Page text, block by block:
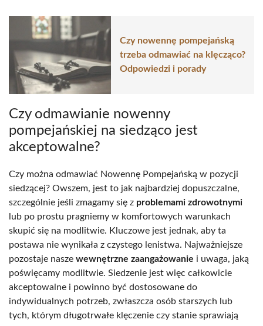
Czy nowennę pompejańską
trzeba odmawiać na klęcząco?
Odpowiedzi i porady
Czy odmawianie nowenny
pompejańskiej na siedząco jest
akceptowalne?
Czy można odmawiać Nowennę Pompejańską w pozycji
siedzącej? Owszem, jest to jak najbardziej dopuszczalne,
szczególnie jeśli zmagamy się z problemami zdrowotnymi
lub po prostu pragniemy w komfortowych warunkach
skupić się na modlitwie. Kluczowe jest jednak, aby ta
postawa nie wynikała z czystego lenistwa. Najważniejsze
pozostaje nasze wewnętrzne zaangażowanie i uwaga, jaką
poświęcamy modlitwie. Siedzenie jest więc całkowicie
akceptowalne i powinno być dostosowane do
indywidualnych potrzeb, zwłaszcza osób starszych lub
tych, którym długotrwałe klęczenie czy stanie sprawiają